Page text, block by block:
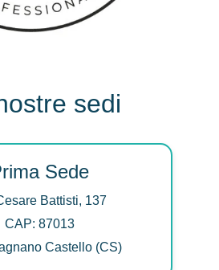
sedi
Sede
Battisti, 137
CAP: 87013
Castello (CS)